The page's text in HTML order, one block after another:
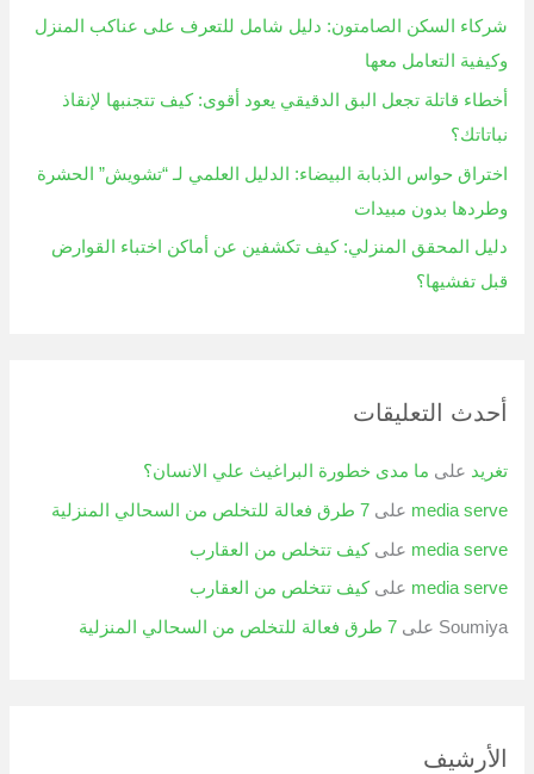
شركاء السكن الصامتون: دليل شامل للتعرف على عناكب المنزل
وكيفية التعامل معها
أخطاء قاتلة تجعل البق الدقيقي يعود أقوى: كيف تتجنبها لإنقاذ
نباتاتك؟
اختراق حواس الذبابة البيضاء: الدليل العلمي لـ “تشويش” الحشرة
وطردها بدون مبيدات
دليل المحقق المنزلي: كيف تكشفين عن أماكن اختباء القوارض
قبل تفشيها؟
أحدث التعليقات
تغريد على ما مدى خطورة البراغيث علي الانسان؟
media serve على7 طرق فعالة للتخلص من السحالي المنزلية
media serve علىكيف تتخلص من العقارب
media serve علىكيف تتخلص من العقارب
Soumiya على7 طرق فعالة للتخلص من السحالي المنزلية
الأرشيف